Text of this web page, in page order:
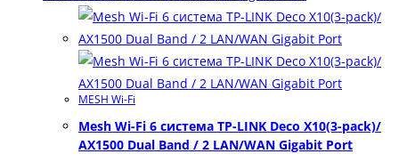
MESH Wi-Fi
Mesh Wi-Fi 6 система TP-LINK Deco X10(3-pack)/
AX1500 Dual Band / 2 LAN/WAN Gigabit Port